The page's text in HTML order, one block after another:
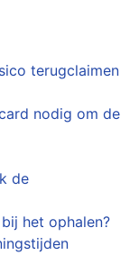
terugclaimen
nodig om de
de
het ophalen?